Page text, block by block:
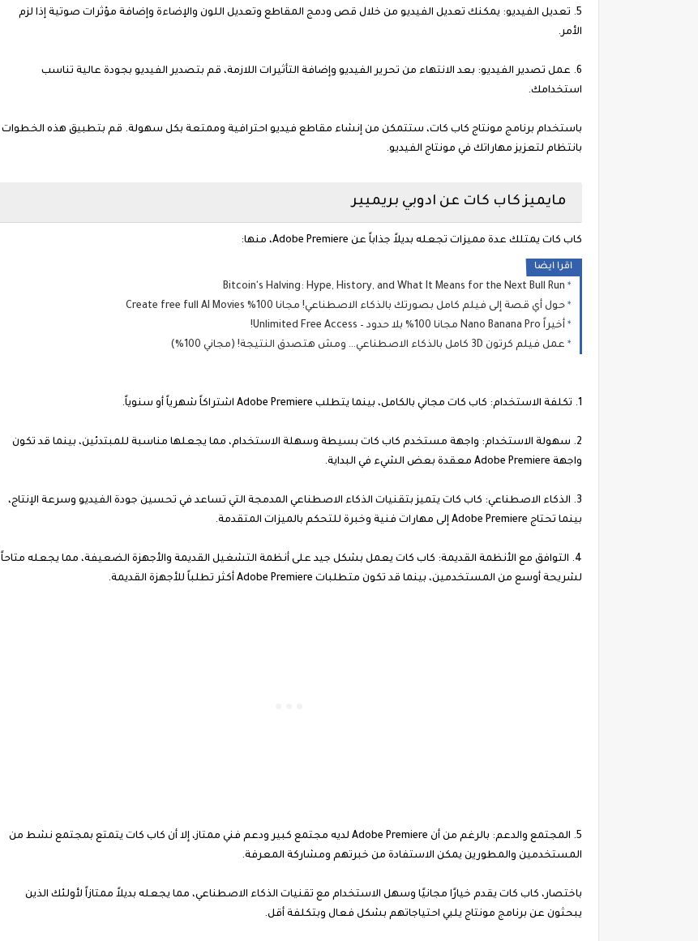
5. تعديل الفيديو: يمكنك تعديل الفيديو من خلال قص ودمج المقاطع وتعديل اللون والإضاءة وإضافة مؤثرات صوتية إذا لزم
الأمر.
6. عمل تصدير الفيديو: بعد الانتهاء من تحرير الفيديو وإضافة التأثيرات اللازمة، قم بتصدير الفيديو بجودة عالية تناسب
استخدامك.
باستخدام برنامج مونتاج كاب كات، ستتمكن من إنشاء مقاطع فيديو احترافية وممتعة بكل سهولة. قم بتطبيق هذه الخطوات
بانتظام لتعزيز مهاراتك في مونتاج الفيديو.
مايميز كاب كات عن ادوبي بريميير
كاب كات يمتلك عدة مميزات تجعله بديلاً جذاباً عن Adobe Premiere، منها:
اقرا ايضا
Bitcoin's Halving: Hype, History, and What It Means for the Next Bull Run
حول أي قصة إلى فيلم كامل بصورتك بالذكاء الاصطناعي! مجانا 100% Create free full AI Movies
أخيراً Nano Banana Pro مجانا 100% بلا حدود – Unlimited Free Access!
عمل فيلم كرتون 3D كامل بالذكاء الاصطناعي… ومش هتصدق النتيجة! (مجاني 100%)
1. تكلفة الاستخدام: كاب كات مجاني بالكامل، بينما يتطلب Adobe Premiere اشتراكاً شهرياً أو سنوياً.
2. سهولة الاستخدام: واجهة مستخدم كاب كات بسيطة وسهلة الاستخدام، مما يجعلها مناسبة للمبتدئين، بينما قد تكون
واجهة Adobe Premiere معقدة بعض الشيء في البداية.
3. الذكاء الاصطناعي: كاب كات يتميز بتقنيات الذكاء الاصطناعي المدمجة التي تساعد في تحسين جودة الفيديو وسرعة الإنتاج،
بينما تحتاج Adobe Premiere إلى مهارات فنية وخبرة للتحكم بالميزات المتقدمة.
4. التوافق مع الأنظمة القديمة: كاب كات يعمل بشكل جيد على أنظمة التشغيل القديمة والأجهزة الضعيفة، مما يجعله متاحاً
لشريحة أوسع من المستخدمين، بينما قد تكون متطلبات Adobe Premiere أكثر تطلباً للأجهزة القديمة.
5. المجتمع والدعم: بالرغم من أن Adobe Premiere لديه مجتمع كبير ودعم فني ممتاز، إلا أن كاب كات يتمتع بمجتمع نشط من
المستخدمين والمطورين يمكن الاستفادة من خبرتهم ومشاركة المعرفة.
باختصار، كاب كات يقدم خيارًا مجانيًا وسهل الاستخدام مع تقنيات الذكاء الاصطناعي، مما يجعله بديلاً ممتازاً لأولئك الذين
يبحثون عن برنامج مونتاج يلبي احتياجاتهم بشكل فعال وبتكلفة أقل.